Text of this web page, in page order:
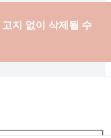
고지 없이 삭제될 수